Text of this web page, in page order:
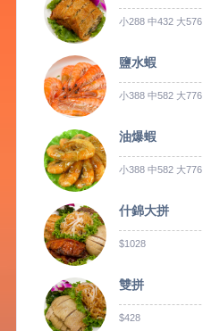
小288 中432 大576
鹽水蝦
小388 中582 大776
油爆蝦
小388 中582 大776
什錦大拼
$1028
雙拼
$428